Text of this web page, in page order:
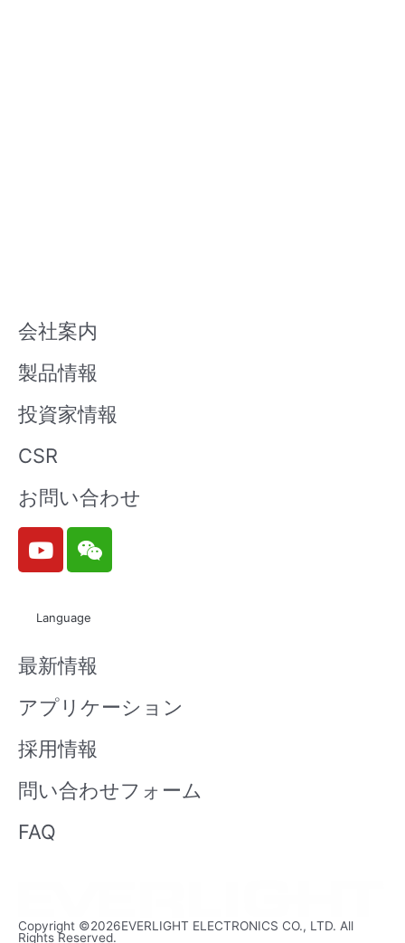
会社案内
製品情報
投資家情報
CSR
お問い合わせ
Y
o
u
b
e
W
e
i
n
Language
最新情報
アプリケーション
採用情報
問い合わせフォーム
FAQ
Copyright ©2026EVERLIGHT ELECTRONICS CO., LTD. All
Rights Reserved.